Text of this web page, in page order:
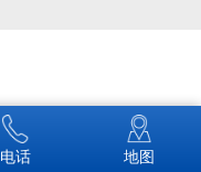
电话 地图